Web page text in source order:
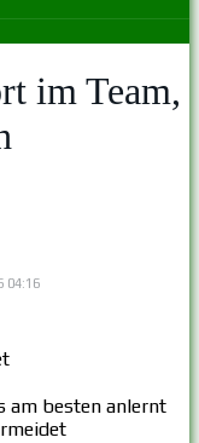
im Team,
04:16
am besten anlernt